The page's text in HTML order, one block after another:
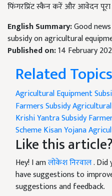
फिंगरप्रिंट स्कैन करें और आवेदन
English Summary:Good
subsidy on agricultural
Published on:14 February
Related Topics
Agricultural Equipment
Farmers Subsidy
Krishi Yantra Subsidy
SchemeKisan Yojana
Like this article?
Hey! I amलोकेश निरवाल. Did
have suggestions to
suggestions and feedback.